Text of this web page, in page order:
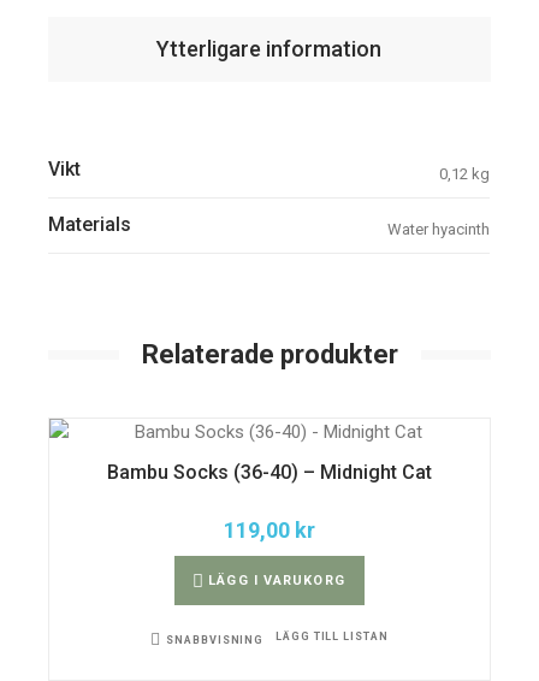
Ytterligare information
Vikt 0,12 kg
Materials Water hyacinth
Relaterade produkter
Bambu Socks (36-40) – Midnight Cat
119,00 kr
LÄGG I VARUKORG
SNABBVISNING LÄGG TILL LISTAN